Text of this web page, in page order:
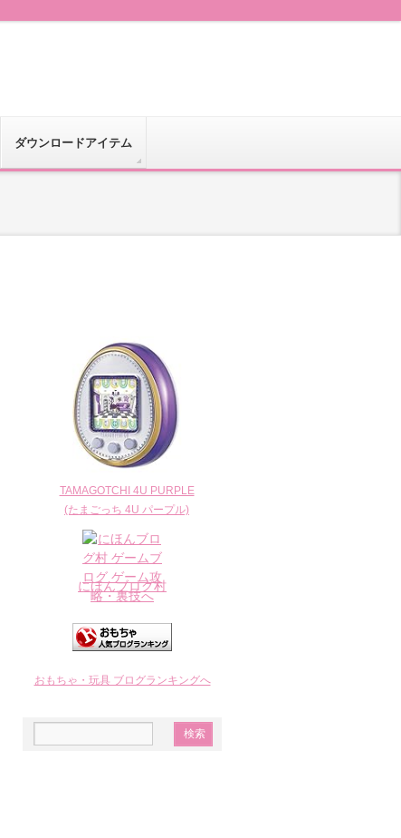
ダウンロードアイテム
TAMAGOTCHI 4U PURPLE
(たまごっち 4U パープル)
にほんブログ村
おもちゃ・玩具 ブログランキングへ